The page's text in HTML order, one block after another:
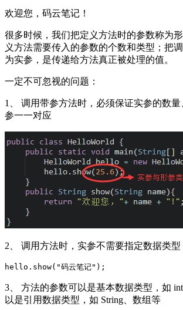
欢迎您，码云笔记！
很多时候，我们把定义方法时的参数称为
义方法需要传入的参数的个数和类型；把
为实参，是传递给方法真正被处理的值。
一定不可忽视的问题：
1、 调用带参方法时，必须保证实参的数
参一一对应
2、 调用方法时，实参不需要指定数据类型
hello.show("码云笔记");
3、 方法的参数可以是基本数据类型，如
以是引用数据类型，如 String、数组等